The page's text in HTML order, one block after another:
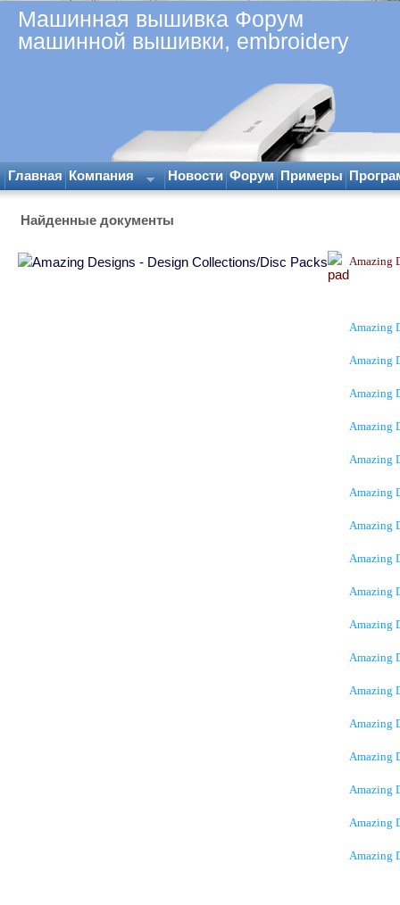
Машинная вышивка Форум
машинной вышивки, embroidery
Главная Компания Новости Форум Примеры
Найденные документы
Amazing
Amazing
Amazing
Amazing
Amazing
Amazing
Amazing
Amazing
Amazing
Amazing
Amazing
Amazing
Amazing
Amazing
Amazing
Amazing
Amazing
Amazing